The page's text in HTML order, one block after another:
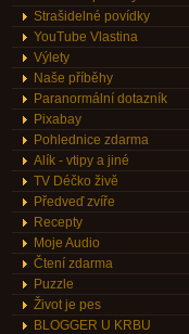
Strašidelné povídky
YouTube Vlastina
Výlety
Naše příběhy
Paranormální dotazník
Pixabay
Pohlednice zdarma
Alík - vtipy a jiné
TV Déčko živě
Předveď zvíře
Recepty
Moje Audio
Čtení zdarma
Puzzle
Život je pes
BLOGGER U KRBU